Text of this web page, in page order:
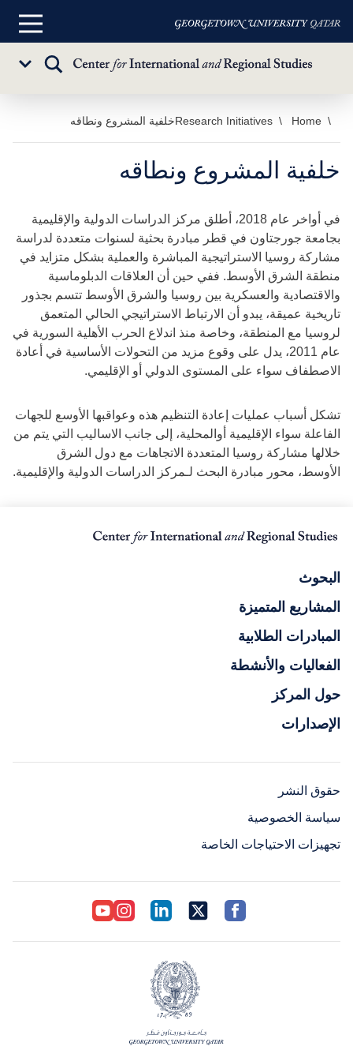
تخطي
إلى
المحتوى
الرئيسي
القائمة
تبديل
Home
Research Initiativesخلفية المشروع ونطاقه
خلفية المشروع ونطاقه
في أواخر عام 2018، أطلق مركز الدراسات الدولية والإقليمية
بجامعة جورجتاون في قطر مبادرة بحثية لسنوات متعددة لدراسة
مشاركة روسيا الاستراتيجية المباشرة والعملية بشكل متزايد في
منطقة الشرق الأوسط. ففي حين أن العلاقات الدبلوماسية
والاقتصادية والعسكرية بين روسيا والشرق الأوسط تتسم بجذور
تاريخية عميقة، يبدو أن الارتباط الاستراتيجي الحالي المتعمق
لروسيا مع المنطقة، وخاصة منذ اندلاع الحرب الأهلية السورية في
عام 2011، يدل على وقوع مزيد من التحولات الأساسية في أعادة
الاصطفاف سواء على المستوى الدولي أو الإقليمي.
تشكل أسباب عمليات إعادة التنظيم هذه وعواقبها الأوسع للجهات
الفاعلة سواء الإقليمية أوالمحلية، إلى جانب الاساليب التي يتم من
خلالها مشاركة روسيا المتعددة الاتجاهات مع دول الشرق
الأوسط، محور مبادرة البحث لـمركز الدراسات الدولية والإقليمية.
البحوث
المشاريع المتميزة
المبادرات الطلابية
الفعاليات والأنشطة
حول المركز
الإصدارات
حقوق النشر
سياسة الخصوصية
تجهيزات الاحتياجات الخاصة